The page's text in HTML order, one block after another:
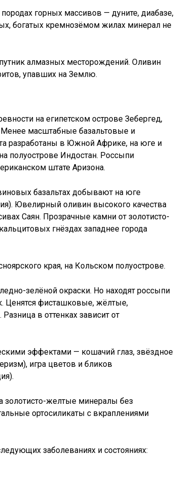
горных массивов — дуните, диабазе,
богатых кремнозёмом жилах минерал не
алмазных месторождений. Оливин
упавших на Землю.
на египетском острове Зебергед,
масштабные базальтовые и
разработаны в Южной Африке, на юге и
полуострове Индостан. Россыпи
штате Аризона.
базальтах добывают на юге
Ювелирный оливин высокого качества
Саян. Прозрачные камни от золотисто-
гнёздах западнее города
края, на Кольском полуострове.
зелёной окраски. Но находят россыпи
Ценятся фисташковые, жёлтые,
в оттенках зависит от
эффектами — кошачий глаз, звёздное
игра цветов и бликов
золотисто-желтые минералы без
ортосиликаты с вкраплениями
заболеваниях и состояниях: